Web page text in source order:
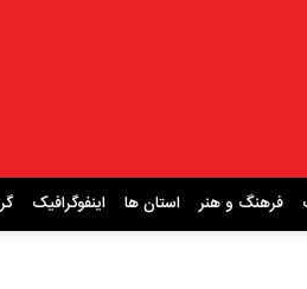
فرهنگ و هنر استان ها اینفوگرافیک